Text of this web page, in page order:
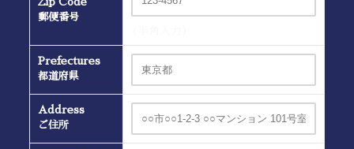
郵便番号
Prefectures
都道府県
Address
ご住所